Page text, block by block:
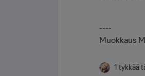
----
Muokkaus
1 tykkää